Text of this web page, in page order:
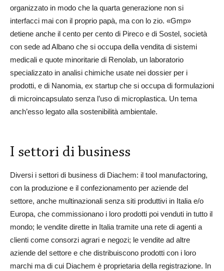
organizzato in modo che la quarta generazione non si
interfacci mai con il proprio papà, ma con lo zio. «Gmp»
detiene anche il cento per cento di Pireco e di Sostel, società
con sede ad Albano che si occupa della vendita di sistemi
medicali e quote minoritarie di Renolab, un laboratorio
specializzato in analisi chimiche usate nei dossier per i
prodotti, e di Nanomia, ex startup che si occupa di formulazioni
di microincapsulato senza l’uso di microplastica. Un tema
anch’esso legato alla sostenibilità ambientale.
I settori di business
Diversi i settori di business di Diachem: il tool manufactoring,
con la produzione e il confezionamento per aziende del
settore, anche multinazionali senza siti produttivi in Italia e/o
Europa, che commissionano i loro prodotti poi venduti in tutto il
mondo; le vendite dirette in Italia tramite una rete di agenti a
clienti come consorzi agrari e negozi; le vendite ad altre
aziende del settore e che distribuiscono prodotti con i loro
marchi ma di cui Diachem è proprietaria della registrazione. In